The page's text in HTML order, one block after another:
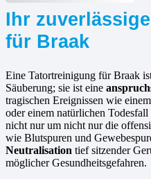
Ihr
für Braak
Eine Tatortreinigung für Braak
Säuberung; sie ist eine
tragischen Ereignissen wie
oder einem natürlichen
nicht nur um nicht nur die
wie Blutspuren und
Neutralisation tief sitzender
möglicher Gesundheitsgefahren.